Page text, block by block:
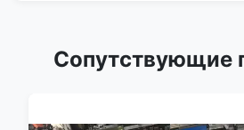
Сопутствующие